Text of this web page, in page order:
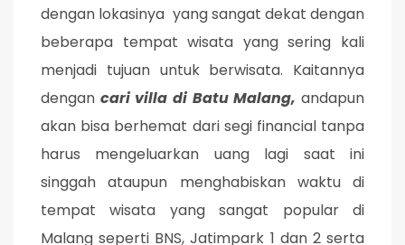
dengan lokasinya yang sangat dekat dengan
beberapa tempat wisata yang sering kali
menjadi tujuan untuk berwisata. Kaitannya
dengan cari villa di Batu Malang, andapun
akan bisa berhemat dari segi financial tanpa
harus mengeluarkan uang lagi saat ini
singgah ataupun menghabiskan waktu di
tempat wisata yang sangat popular di
Malang seperti BNS, Jatimpark 1 dan 2 serta